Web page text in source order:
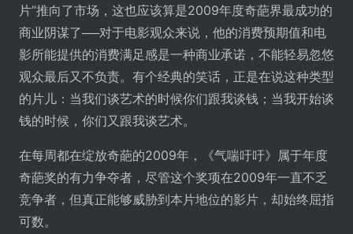
片”推向了市场，这也应该算是2009年度奇葩界最成功的
商业阴谋了──对于电影观众来说，他的消费预期值和电
影所能提供的消费满足感是一种商业承诺，不能轻易忽悠
观众最后又不负责。有个经典的笑话，正是在说这种类型
的片儿：当我们谈艺术的时候你们跟我谈钱；当我开始谈
钱的时候，你们又跟我谈艺术。
在每周都在绽放奇葩的2009年，《气喘吁吁》属于年度
奇葩奖的有力争夺者，尽管这个奖项在2009年一直不乏
竞争者，但真正能够威胁到本片地位的影片，却始终屈指
可数。